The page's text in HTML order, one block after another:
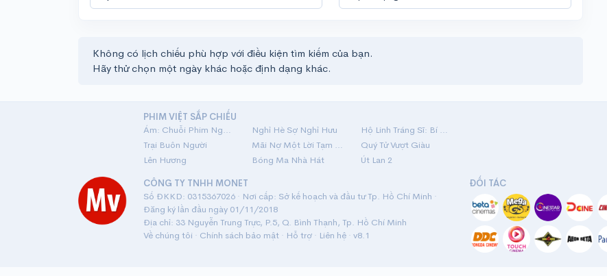
Không có lịch chiếu phù hợp với điều kiện tìm kiếm của bạn.
Hãy thử chọn một ngày khác hoặc định dạng khác.
PHIM VIỆT SẮP CHIẾU
Ám: Chuỗi Phim Ngắn Linh Dị
Nghỉ Hè Sợ Nghỉ Hưu
Hộ Linh Tráng Sĩ: Bí Ẩn Mộ Vua Đinh
Trại Buôn Người
Mãi Nợ Một Lời Tạm Biệt
Quý Tử Vượt Giàu
Lên Hương
Bóng Ma Nhà Hát
Út Lan 2
CÔNG TY TNHH MONET
Số ĐKKD: 0315367026 · Nơi cấp: Sở kế hoạch và đầu tư Tp. Hồ Chí Minh ·
Đăng ký lần đầu ngày 01/11/2018
Địa chỉ: 33 Nguyễn Trung Trực, P.5, Q. Bình Thạnh, Tp. Hồ Chí Minh
Về chúng tôi · Chính sách bảo mật· Hỗ trợ· Liên hệ· v8.1
ĐỐI TÁC